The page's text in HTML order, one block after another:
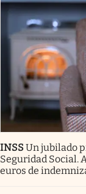
INSSUn jubilado
Seguridad Social.
euros de